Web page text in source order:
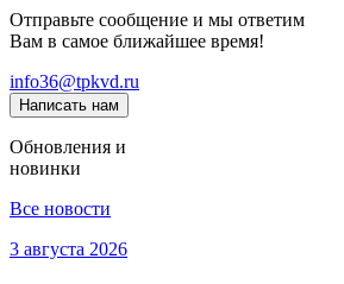
Отправьте сообщение и мы ответим
Вам в самое ближайшее время!
info36@tpkvd.ru
Написать нам
Обновления и
новинки
Все новости
3 августа 2026